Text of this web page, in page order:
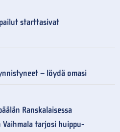
starttasivat
– löydä omasi
Ranskalaisessa
tarjosi huippu-